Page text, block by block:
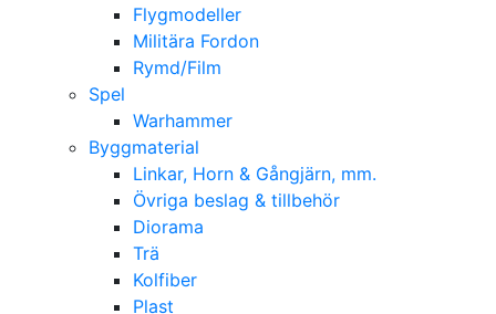
Flygmodeller
Militära Fordon
Rymd/Film
Spel
Warhammer
Byggmaterial
Linkar, Horn & Gångjärn, mm.
Övriga beslag & tillbehör
Diorama
Trä
Kolfiber
Plast